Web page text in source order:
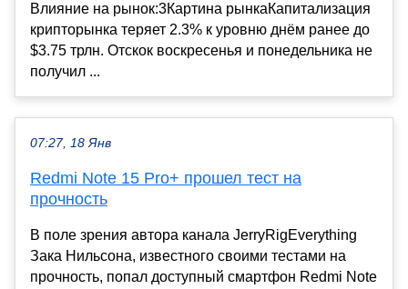
Влияние на рынок:3Картина рынкаКапитализация
крипторынка теряет 2.3% к уровню днём ранее до
$3.75 трлн. Отскок воскресенья и понедельника не
получил ...
07:27, 18 Янв
Redmi Note 15 Pro+ прошел тест на
прочность
В поле зрения автора канала JerryRigEverything
Зака Нильсона, известного своими тестами на
прочность, попал доступный смартфон Redmi Note